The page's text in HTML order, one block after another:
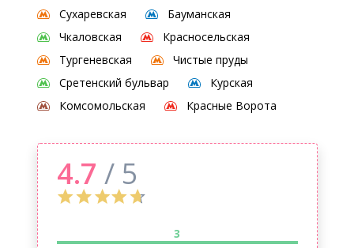
Сухаревская
Бауманская
Чкаловская
Красносельская
Тургеневская
Чистые пруды
Сретенский бульвар
Курская
Комсомольская
Красные Ворота
4.7 / 5
3